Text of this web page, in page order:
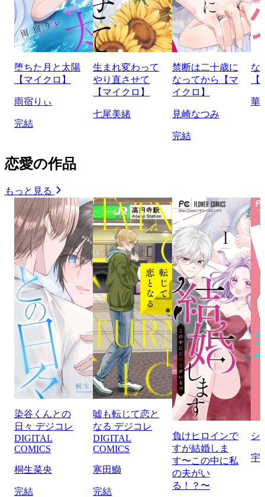
堕ちた月と太陽
【マイクロ】
雨宿りぃ
完結
生まれ変わって
やり直させて
【マイクロ】
七尾美緒
禁断は二十歳に
なってから【マ
イクロ】
見崎なつみ
完結
な
華
恋愛の作品
もっと見る
染谷くんとの
日々 デジコレ
DIGITAL
COMICS
桐生菜央
完結
嘘も転じて恋と
なる デジコレ
DIGITAL
COMICS
寒田鰤
完結
負けヒロインで
すが結婚しま
す〜この中に私
の夫がい
る！？〜
シ
宇